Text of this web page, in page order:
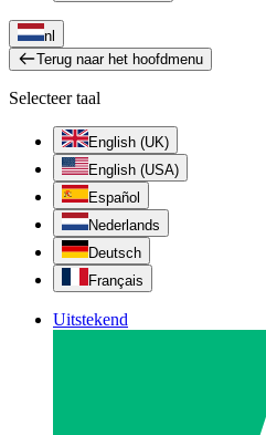
nl
Terug naar het hoofdmenu
Selecteer taal
English (UK)
English (USA)
Español
Nederlands
Deutsch
Français
Uitstekend